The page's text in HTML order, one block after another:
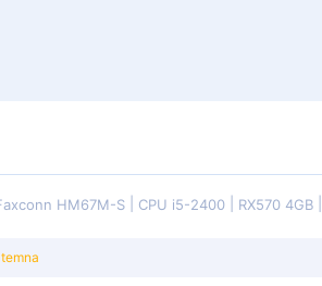
HM67M-S CPU i5-2400 RX570 4GB
temna